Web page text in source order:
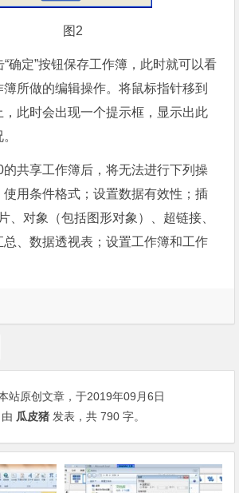
图2
确定”按钮保存工作簿，此时就可以看
所做的编辑操作。将鼠标指针移到
，此时会出现一个提示框，显示出此
共享工作簿后，将无法进行下列操
用条件格式；设置数据有效性；插
、对象（包括图形对象）、超链接、
、数据透视表；设置工作簿和工作
站原创文章，于2019年09月6日
由 瓜皮猪 发表，共 790 字。